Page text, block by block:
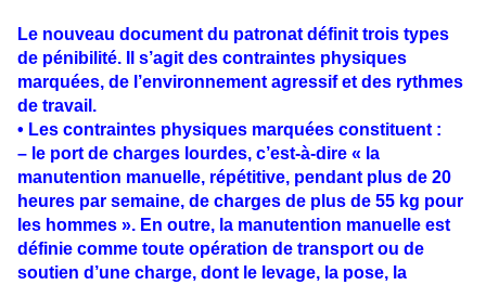
Le nouveau document du patronat définit trois types
de pénibilité. Il s’agit des contraintes physiques
marquées, de l’environnement agressif et des rythmes
de travail.
• Les contraintes physiques marquées constituent :
– le port de charges lourdes, c’est-à-dire « la
manutention manuelle, répétitive, pendant plus de 20
heures par semaine, de charges de plus de 55 kg pour
les hommes ». En outre, la manutention manuelle est
définie comme toute opération de transport ou de
soutien d’une charge, dont le levage, la pose, la